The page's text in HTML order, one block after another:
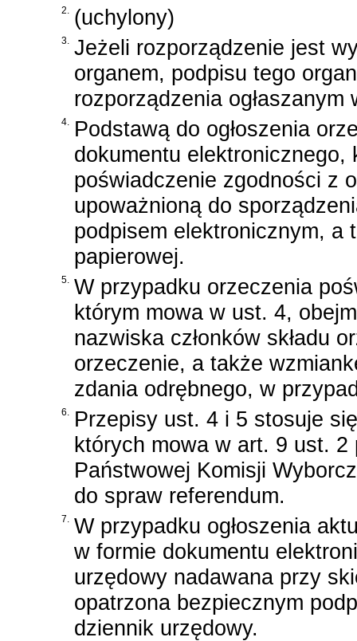
2. (uchylony)
3.
Jeżeli rozporządzenie jest
organem, podpisu tego
rozporządzenia
4.
Podstawą do ogłoszenia
dokumentu
poświadczenie zgodności z
upoważnioną do
podpisem elektronicznym, a
papierowej.
5.
W przypadku orzeczenia
którym mowa w ust. 4,
nazwiska członków składu
orzeczenie, a także
zdania odrębnego, w
6.
Przepisy ust. 4 i 5 stosuje
których mowa w art. 9 ust. 2
Państwowej Komisji
do spraw referendum.
7.
W przypadku ogłoszenia
w formie dokumentu
urzędowy nadawana przy
opatrzona bezpiecznym
dziennik urzędowy.